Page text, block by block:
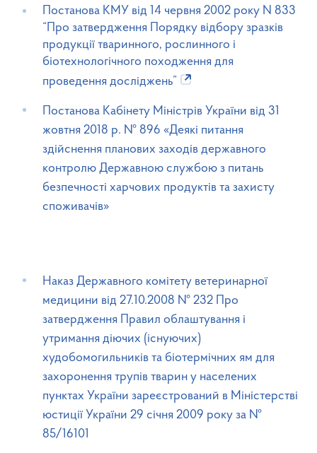
Постанова КМУ від 14 червня 2002 року N 833
“Про затвердження Порядку відбору зразків
продукції тваринного, рослинного і
біотехнологічного походження для
проведення досліджень”
Постанова Кабінету Міністрів України від 31
жовтня 2018 р. № 896 «Деякі питання
здійснення планових заходів державного
контролю Державною службою з питань
безпечності харчових продуктів та захисту
споживачів»
Наказ Державного комітету ветеринарної
медицини від 27.10.2008 № 232 Про
затвердження Правил облаштування і
утримання діючих (існуючих)
худобомогильників та біотермічних ям для
захоронення трупів тварин у населених
пунктах України зареєстрований в Міністерстві
юстиції України 29 січня 2009 року за №
85/16101